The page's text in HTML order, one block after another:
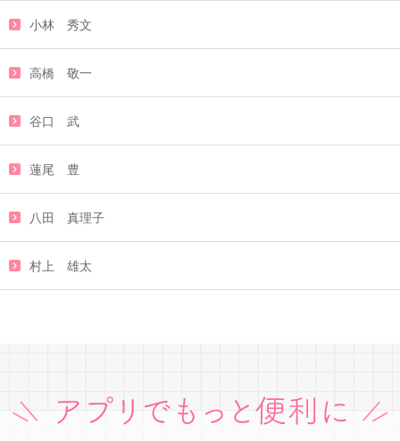
小林 秀文
高橋 敬一
谷口 武
蓮尾 豊
八田 真理子
村上 雄太